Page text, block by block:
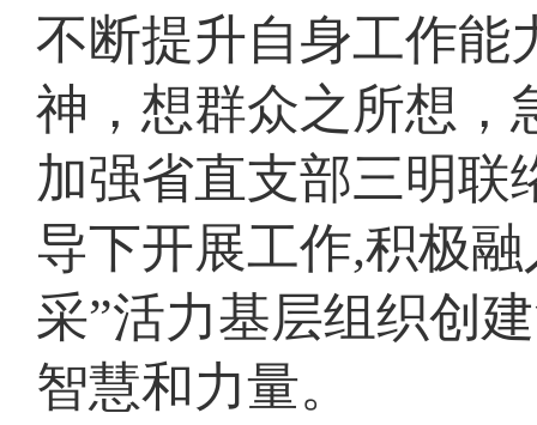
不断提升自身工作能
神，想群众之所想，
加强省直支部三明联
导下开展工作,积极
采”活力基层组织创
智慧和力量。